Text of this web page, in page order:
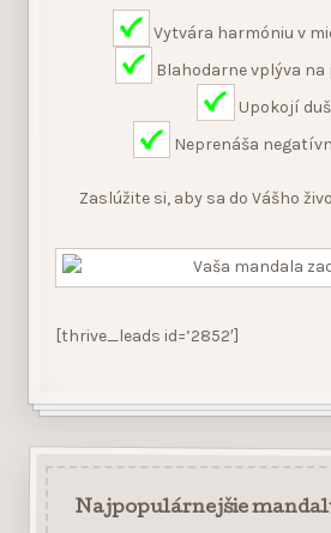
Vytvára harmóniu v
Blahodarne vplýva na
Upokojí
Neprenáša
Zaslúžite si, aby sa do Vášho
[thrive_leads id=’2852′]
Najpopulárnejšie